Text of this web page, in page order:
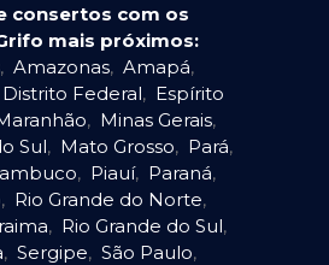
consertos com os
mais próximos:
, Amazonas, Amapá,
Distrito Federal, Espírito
, Minas Gerais,
Sul, Mato Grosso, Pará,
, Piauí, Paraná,
, Rio Grande do Norte,
, Rio Grande do Sul,
, Sergipe, São Paulo,